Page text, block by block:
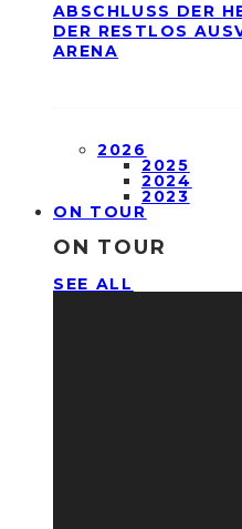
ABSCHLUSS DER
DER RESTLOS
ARENA
2026
2025
2024
2023
ON TOUR
ON TOUR
SEE ALL